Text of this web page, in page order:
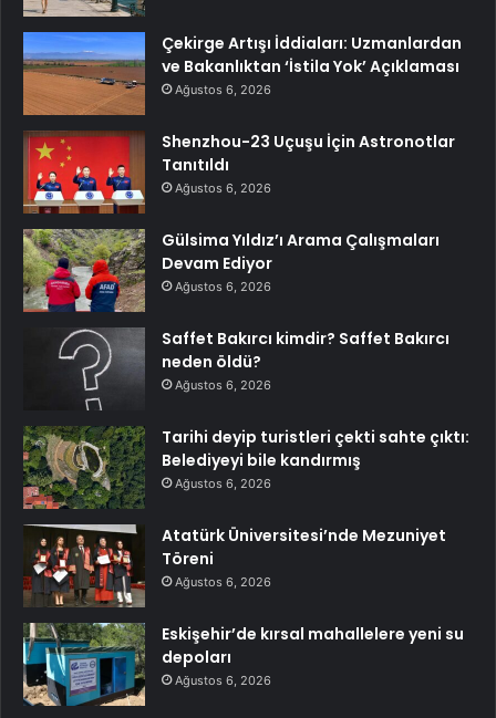
Çekirge Artışı İddiaları: Uzmanlardan
ve Bakanlıktan ‘İstila Yok’ Açıklaması
Ağustos 6, 2026
Shenzhou-23 Uçuşu İçin Astronotlar
Tanıtıldı
Ağustos 6, 2026
Gülsima Yıldız’ı Arama Çalışmaları
Devam Ediyor
Ağustos 6, 2026
Saffet Bakırcı kimdir? Saffet Bakırcı
neden öldü?
Ağustos 6, 2026
Tarihi deyip turistleri çekti sahte çıktı:
Belediyeyi bile kandırmış
Ağustos 6, 2026
Atatürk Üniversitesi’nde Mezuniyet
Töreni
Ağustos 6, 2026
Eskişehir’de kırsal mahallelere yeni su
depoları
Ağustos 6, 2026